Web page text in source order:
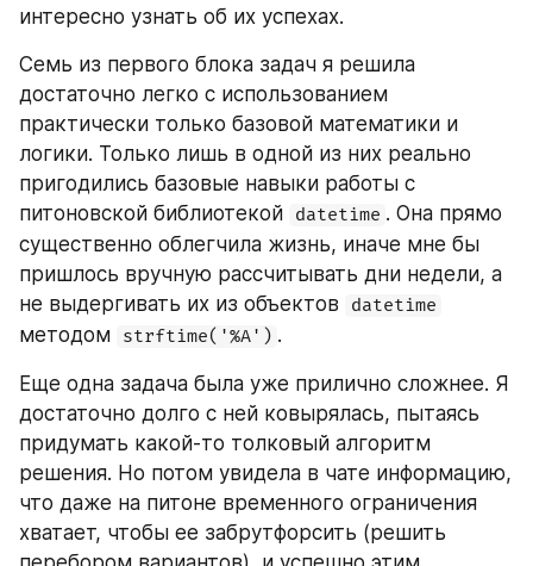
интересно узнать об их успехах.
Семь из первого блока задач я решила
достаточно легко с использованием
практически только базовой математики и
логики. Только лишь в одной из них реально
пригодились базовые навыки работы с
питоновской библиотекой datetime . Она прямо
существенно облегчила жизнь, иначе мне бы
пришлось вручную рассчитывать дни недели, а
не выдергивать их из объектов
datetime
методом strftime('%A') .
Еще одна задача была уже прилично сложнее. Я
достаточно долго с ней ковырялась, пытаясь
придумать какой-то толковый алгоритм
решения. Но потом увидела в чате информацию,
что даже на питоне временного ограничения
хватает, чтобы ее забрутфорсить (решить